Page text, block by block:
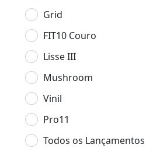
Grid
FIT10 Couro
Lisse III
Mushroom
Vinil
Pro11
Todos os Lançamentos